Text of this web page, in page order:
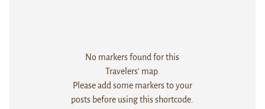
No markers found for this
Travelers' map.
Please add some markers to your
posts before using this shortcode.